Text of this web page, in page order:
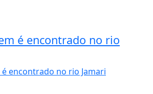
é encontrado no rio